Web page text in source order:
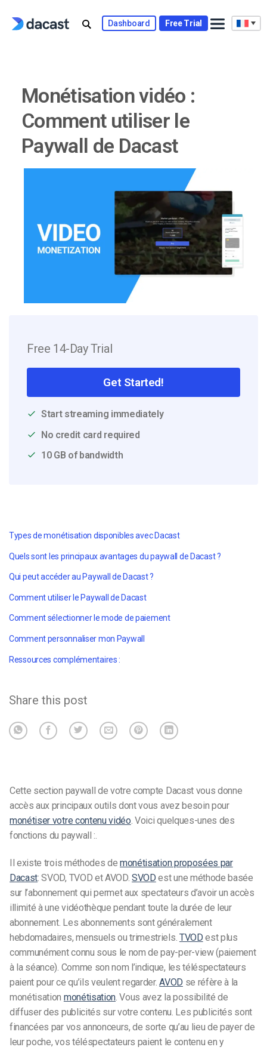
Dashboard Free Trial
Monétisation vidéo :
Comment utiliser le
Paywall de Dacast
Free 14-Day Trial
Get Started!
Start streaming immediately
No credit card required
10 GB of bandwidth
Types de monétisation disponibles avec Dacast
Quels sont les principaux avantages du paywall de Dacast ?
Qui peut accéder au Paywall de Dacast ?
Comment utiliser le Paywall de Dacast
Comment sélectionner le mode de paiement
Comment personnaliser mon Paywall
Ressources complémentaires :
Share this post
Cette section paywall de votre compte Dacast vous donne
accès aux principaux outils dont vous avez besoin pour
monétiser votre contenu vidéo. Voici quelques-unes des
fonctions du paywall :.
Il existe trois méthodes demonétisation proposées par
Dacast: SVOD, TVOD et AVOD. SVOD est une méthode basée
sur l’abonnement qui permet aux spectateurs d’avoir un accès
illimité à une vidéothèque pendant toute la durée de leur
abonnement. Les abonnements sont généralement
hebdomadaires, mensuels ou trimestriels. TVOD est plus
communément connu sous le nom de pay-per-view (paiement
à la séance). Comme son nom l’indique, les téléspectateurs
paient pour ce qu’ils veulent regarder. AVOD se réfère à la
monétisation monétisation. Vous avez la possibilité de
diffuser des publicités sur votre contenu. Les publicités sont
financées par vos annonceurs, de sorte qu’au lieu de payer de
leur poche, vos téléspectateurs paient le contenu en y